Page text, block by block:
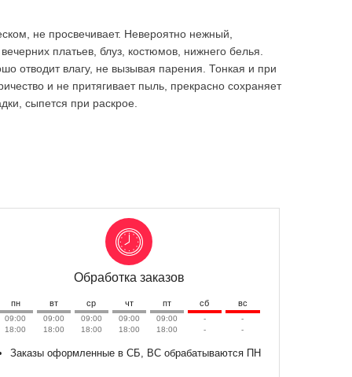
не просвечивает. Невероятно нежный,
платьев, блуз, костюмов, нижнего белья.
отводит влагу, не вызывая парения. Тонкая и при
и не притягивает пыль, прекрасно сохраняет
сыпется при раскрое.
Обработка заказов
пн вт ср чт пт сб вс
09:00
18:00
09:00
18:00
09:00
18:00
09:00
18:00
09:00
18:00
-
-
-
-
Заказы оформленные в СБ, ВС обрабатываются ПН